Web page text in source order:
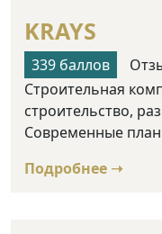
KRAYS
339 баллов
Строительная
строительство,
Современные
Подробнее ➝